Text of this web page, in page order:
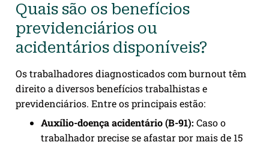
Quais são os benefícios
previdenciários ou
acidentários disponíveis?
Os trabalhadores diagnosticados com burnout têm
direito a diversos benefícios trabalhistas e
previdenciários. Entre os principais estão:
Auxílio-doença acidentário (B-91): Caso o
trabalhador precise se afastar por mais de 15